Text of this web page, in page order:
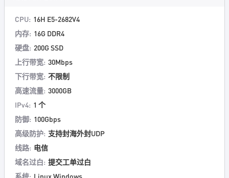
CPU: 16H E5-2682V4
内存: 16G DDR4
硬盘: 200G SSD
上行带宽: 30Mbps
下行带宽: 不限制
高速流量: 3000GB
IPv4: 1 个
防御: 100Gbps
高级防护: 支持封海外封UDP
线路: 电信
域名过白: 提交工单过白
系统: Linux Windows